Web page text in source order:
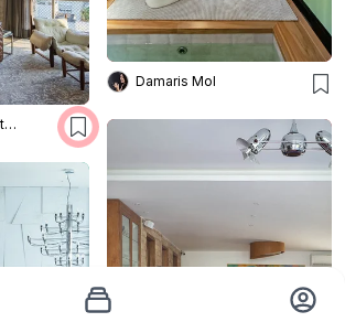
Damaris Mol
Andre Scarpa Fotografia